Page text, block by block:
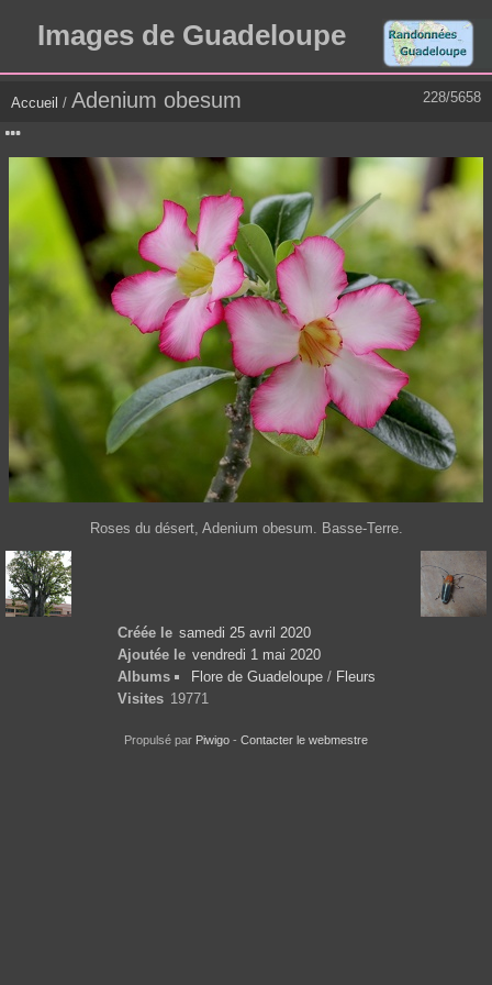
Images de Guadeloupe
228/5658
Accueil / Adenium obesum
Roses du désert, Adenium obesum. Basse-Terre.
Créée le samedi 25 avril 2020
Ajoutée le vendredi 1 mai 2020
Albums
Flore de Guadeloupe / Fleurs
Visites 19771
Propulsé par Piwigo - Contacter le webmestre